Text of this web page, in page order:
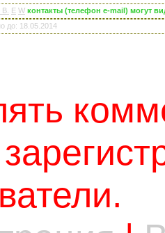
E W контакты (телефон e-mail) могут
до: 18.05.2014